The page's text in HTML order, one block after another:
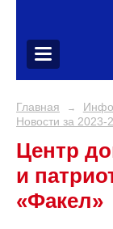
Главная →
Новости за 2023-
Центр
и
«Факел»